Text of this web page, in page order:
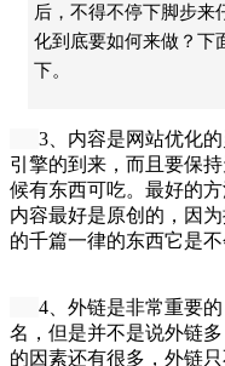
后，不得不停下脚步来
化到底要如何来做？下
下。
3、内容是网站优化
引擎的到来，而且要保
候有东西可吃。最好的
内容最好是原创的，因
的千篇一律的东西它是
4、外链是非常重要
名，但是并不是说外链
的因素还有很多，外链